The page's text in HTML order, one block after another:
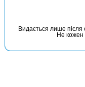
Гачок
Видається лише після
Не кожен